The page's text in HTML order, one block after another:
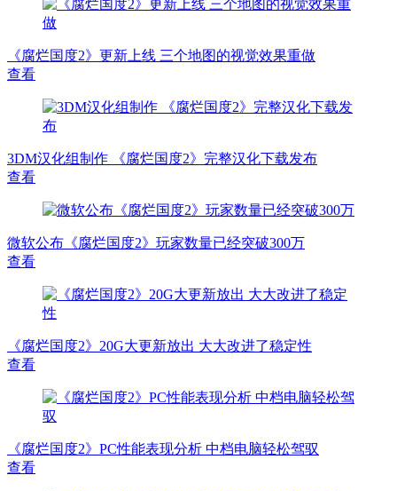
《腐烂国度2》更新上线 三个地图的视觉效果重做
查看
3DM汉化组制作 《腐烂国度2》完整汉化下载发布
查看
微软公布《腐烂国度2》玩家数量已经突破300万
查看
《腐烂国度2》20G大更新放出 大大改进了稳定性
查看
《腐烂国度2》PC性能表现分析 中档电脑轻松驾驭
查看